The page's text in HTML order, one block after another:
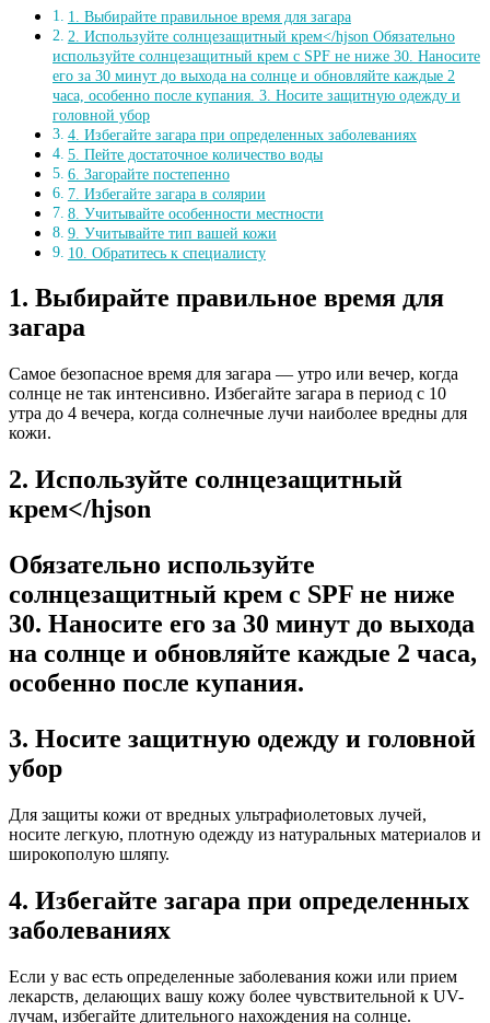
1. Выбирайте правильное время для загара
2. Используйте солнцезащитный крем</hjson Обязательно
используйте солнцезащитный крем с SPF не ниже 30. Наносите
его за 30 минут до выхода на солнце и обновляйте каждые 2
часа, особенно после купания. 3. Носите защитную одежду и
головной убор
4. Избегайте загара при определенных заболеваниях
5. Пейте достаточное количество воды
6. Загорайте постепенно
7. Избегайте загара в солярии
8. Учитывайте особенности местности
9. Учитывайте тип вашей кожи
10. Обратитесь к специалисту
1. Выбирайте правильное время для
загара
Самое безопасное время для загара — утро или вечер, когда
солнце не так интенсивно. Избегайте загара в период с 10
утра до 4 вечера, когда солнечные лучи наиболее вредны для
кожи.
2. Используйте солнцезащитный
крем</hjson
Обязательно используйте
солнцезащитный крем с SPF не ниже
30. Наносите его за 30 минут до выхода
на солнце и обновляйте каждые 2 часа,
особенно после купания.
3. Носите защитную одежду и головной
убор
Для защиты кожи от вредных ультрафиолетовых лучей,
носите легкую, плотную одежду из натуральных материалов и
широкополую шляпу.
4. Избегайте загара при определенных
заболеваниях
Если у вас есть определенные заболевания кожи или прием
лекарств, делающих вашу кожу более чувствительной к UV-
лучам, избегайте длительного нахождения на солнце.